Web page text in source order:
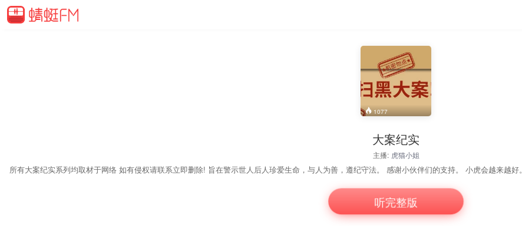
1077
大案纪实
主播: 虎猫小姐
所有大案纪实系列均取材于网络 如有侵权请联系立即删除! 旨在警示世人后人珍爱生命，与人为善，遵纪守法。 感谢小伙伴们的支持。 小虎会越来越好。
听完整版